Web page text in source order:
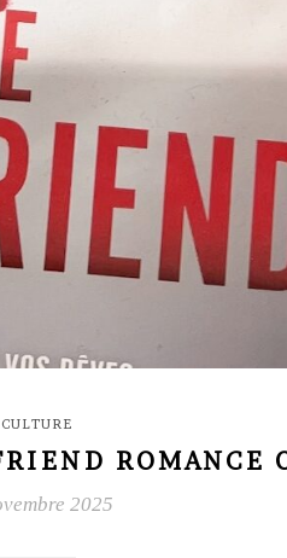
CULTURE
ROMANCE
2025